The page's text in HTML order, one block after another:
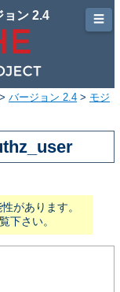
ン 2.4
> バージョン 2.4 > モジ
があります。
下さい。
☰